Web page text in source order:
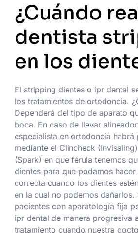
¿Cuándo
dentista
en los
El stripping dientes o ipr dental
los tratamientos de ortodoncia.
Dependerá del tipo de aparato
boca. En caso de llevar
especialista en ortodoncia habrá
mediante el Clincheck
(Spark) en que férula tenemos
dientes para que podamos
correcta cuando los dientes
en la cual no podemos
pacientes con aparatología fija
ipr dental de manera progresiva
tratamiento cuando nuestra